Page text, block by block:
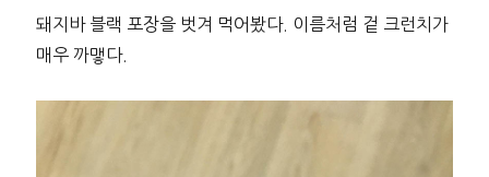
돼지바 블랙 포장을 벗겨 먹어봤다. 이름처럼 겉 크런치가
매우 까맿다.